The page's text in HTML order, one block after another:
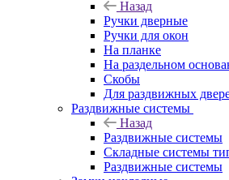
Назад
Ручки дверные
Ручки для окон
На планке
На раздельном
Скобы
Для раздвижных
Раздвижные системы
Назад
Раздвижные системы
Складные системы
Раздвижные системы